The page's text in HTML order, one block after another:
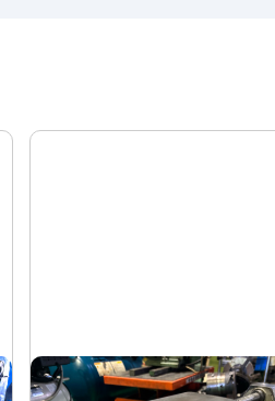
マシンバイス